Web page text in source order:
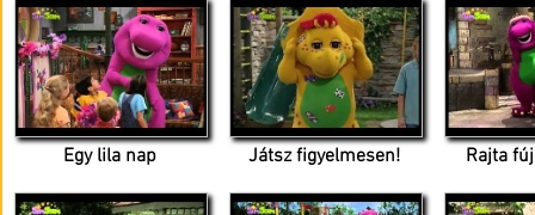
Egy lila nap Játsz figyelmesen! Rajta